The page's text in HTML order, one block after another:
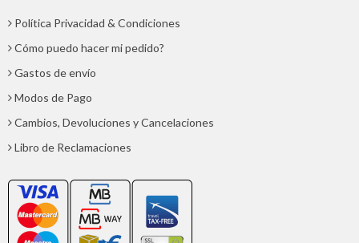
Política Privacidad & Condiciones
Cómo puedo hacer mi pedido?
Gastos de envío
Modos de Pago
Cambios, Devoluciones y Cancelaciones
Libro de Reclamaciones